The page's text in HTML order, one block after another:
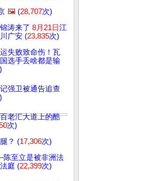
🖼️ (28,707次)
涛来了 8月21日江
广安 (23,835次)
失败致命伤！瓦
选手丢啥都是输
强卫被通告追查
老汇大道上的酷
次)
？ (17,306次)
陈至立是被非洲法
庭 (22,399次)